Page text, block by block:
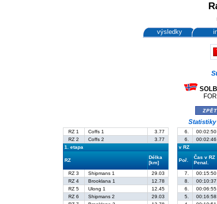
výsledky
RZ 1 Coffs 1 3.77 6.
RZ 2
Coffs 2 3.77 6.
1. etapa
v RZ
RZ
Délka
[km]
Poř.
Čas v RZ
Penal.
RZ 3
Shipmans 1 29.03 7.
RZ 4
Brooklana 1 12.78 8.
RZ 5
Ulong 1 12.45 6.
RZ 6
Shipmans 2 29.03 5.